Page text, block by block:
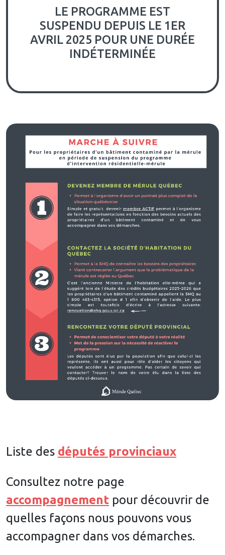
LE PROGRAMME EST
SUSPENDU DEPUIS LE 1ER
AVRIL 2025 POUR UNE DURÉE
INDÉTERMINÉE
Liste des députés provinciaux
Consultez notre page
accompagnement pour découvrir de
quelles façons nous pouvons vous
accompagner dans vos démarches.